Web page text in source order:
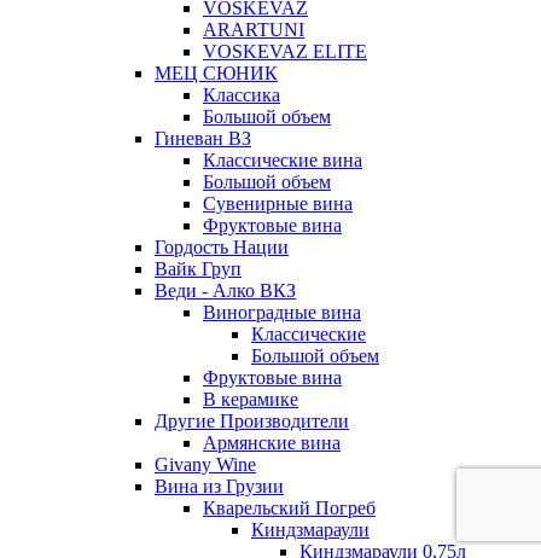
VOSKEVAZ
ARARTUNI
VOSKEVAZ ELITE
МЕЦ СЮНИК
Классика
Большой объем
Гиневан ВЗ
Классические вина
Большой объем
Сувенирные вина
Фруктовые вина
Гордость Нации
Вайк Груп
Веди - Алко ВКЗ
Виноградные вина
Классические
Большой объем
Фруктовые вина
В керамике
Другие Производители
Армянские вина
Givany Wine
Вина из Грузии
Кварельский Погреб
Киндзмараули
Киндзмараули 0,75л